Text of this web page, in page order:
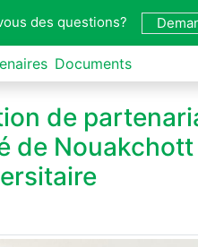
des questions?
Documents
de
de